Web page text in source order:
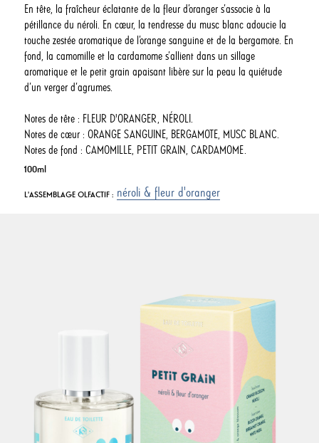
En tête, la fraîcheur éclatante de la fleur d’oranger s’associe à la
pétillance du néroli. En cœur, la tendresse du musc blanc adoucie la
touche zestée aromatique de l’orange sanguine et de la bergamote. En
fond, la camomille et la cardamome s’allient dans un sillage
aromatique et le petit grain apaisant libère sur la peau la quiétude
d’un verger d’agrumes.
Notes de tête : FLEUR D'ORANGER, NÉROLI.
Notes de cœur : ORANGE SANGUINE, BERGAMOTE, MUSC BLANC.
Notes de fond : CAMOMILLE, PETIT GRAIN, CARDAMOME.
100ml
L'ASSEMBLAGE OLFACTIF : néroli & fleur d'oranger